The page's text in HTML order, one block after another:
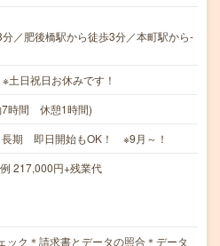
／肥後橋駅から徒歩3分／本町駅から-
日祝日お休みです！
7時間 休憩1時間)
長期 即日開始もOK！ ※9月～！
217,000円+残業代
ック＊請求書とデータの照合＊データ